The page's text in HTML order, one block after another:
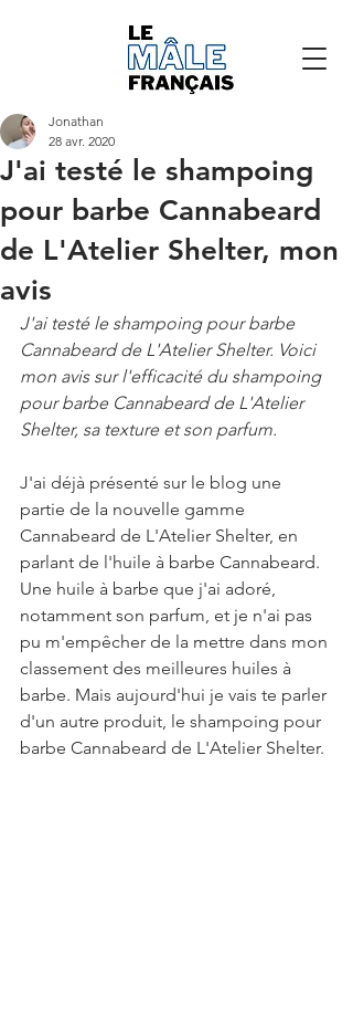
J'ai testé le shampoing
pour barbe Cannabeard
de L'Atelier Shelter, mon
avis
Jonathan
28 avr. 2020
J'ai testé le shampoing pour barbe
Cannabeard de L'Atelier Shelter. Voici
mon avis sur l'efficacité du shampoing
pour barbe Cannabeard de L'Atelier
Shelter, sa texture et son parfum.
J'ai déjà présenté sur le blog une
partie de la nouvelle gamme
Cannabeard de L'Atelier Shelter, en
parlant de l'huile à barbe Cannabeard.
Une huile à barbe que j'ai adoré,
notamment son parfum, et je n'ai pas
pu m'empêcher de la mettre dans mon
classement des meilleures huiles à
barbe. Mais aujourd'hui je vais te parler
d'un autre produit, le shampoing pour
barbe Cannabeard de L'Atelier Shelter.